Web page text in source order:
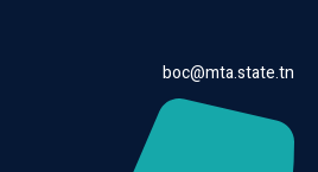
boc@mta.state.tn